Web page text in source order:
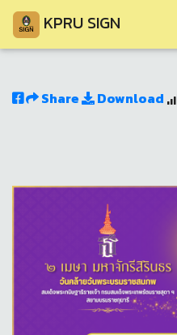
KPRU SIGN
Share Download